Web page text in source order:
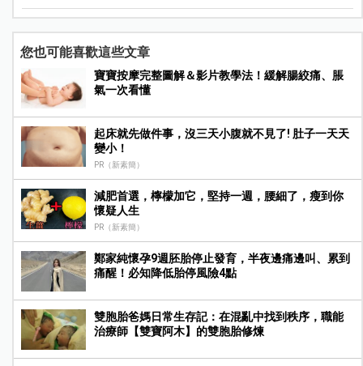
您也可能喜歡這些文章
寶寶按摩完整圖解＆影片教學法！緩解腸絞痛、脹
氣一次看懂
起床就先做件事，沒三天小腹就不見了! 肚子一天天
變小！
PR（新素簡）
減肥首選，檸檬加它，堅持一週，腰細了，瘦到你
懷疑人生
PR（新素簡）
鄭家純懷孕9週胚胎停止發育，半夜邊痛邊叫、累到
痛醒！必知降低胎停風險4點
雙胞胎爸媽日常生存記：在混亂中找到秩序，職能
治療師【雙寶阿木】的雙胞胎修煉